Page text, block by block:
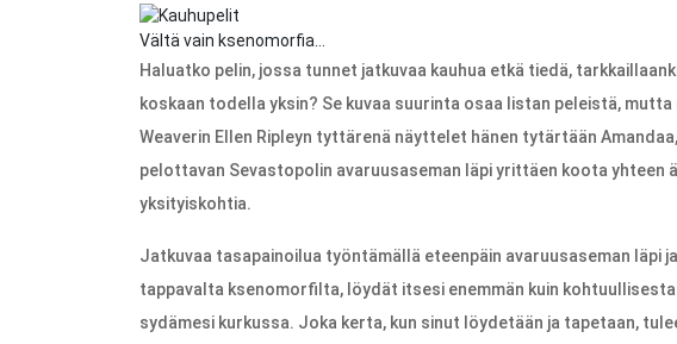
Vältä vain ksenomorfia…
Haluatko pelin, jossa tunnet jatkuvaa kauhua etkä tiedä,
koskaan todella yksin? Se kuvaa suurinta osaa listan peleistä, mutta
Weaverin Ellen Ripleyn tyttärenä näyttelet hänen tytärtään
pelottavan Sevastopolin avaruusaseman läpi yrittäen koota yhteen
yksityiskohtia.
Jatkuvaa tasapainoilua työntämällä eteenpäin avaruusaseman läpi
tappavalta ksenomorfilta, löydät itsesi enemmän kuin
sydämesi kurkussa. Joka kerta, kun sinut löydetään ja tapetaan,